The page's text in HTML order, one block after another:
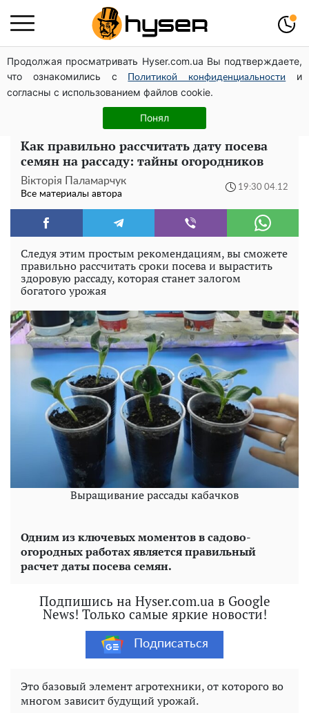
Продолжая просматривать Hyser.com.ua Вы подтверждаете,
что ознакомились с
Политикой конфиденциальности
и
согласны с использованием файлов cookie.
Понял
Посол ОБСЕ во второй раз посетил место российского
удара по жилому дому на Подоле
Полностью голая Анна Тринчер блеснула
"прелестями": таких размеров вы еще не видели
Как правильно рассчитать дату посева
семян на рассаду: тайны огородников
Вікторія Паламарчук
Все материалы автора
19:30 04.12
Следуя этим простым рекомендациям, вы сможете
правильно рассчитать сроки посева и вырастить
здоровую рассаду, которая станет залогом
богатого урожая
Выращивание рассады кабачков
Одним из ключевых моментов в садово-
огородных работах является правильный
расчет даты посева семян.
Подпишись на Hyser.com.ua в Google
News! Только самые яркие новости!
Подписаться
Это базовый элемент агротехники, от которого во
многом зависит будущий урожай.